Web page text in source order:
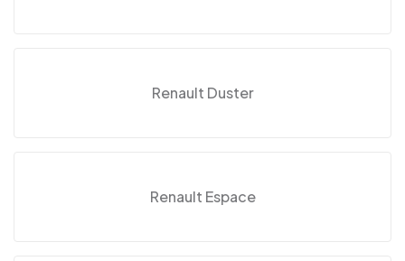
Renault Duster
Renault Espace